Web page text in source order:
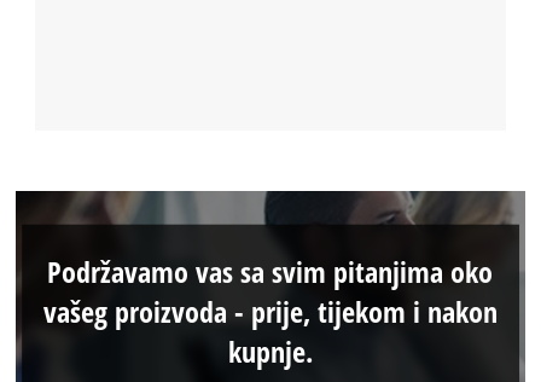
Podržavamo vas sa svim pitanjima oko
vašeg proizvoda - prije, tijekom i nakon
kupnje.